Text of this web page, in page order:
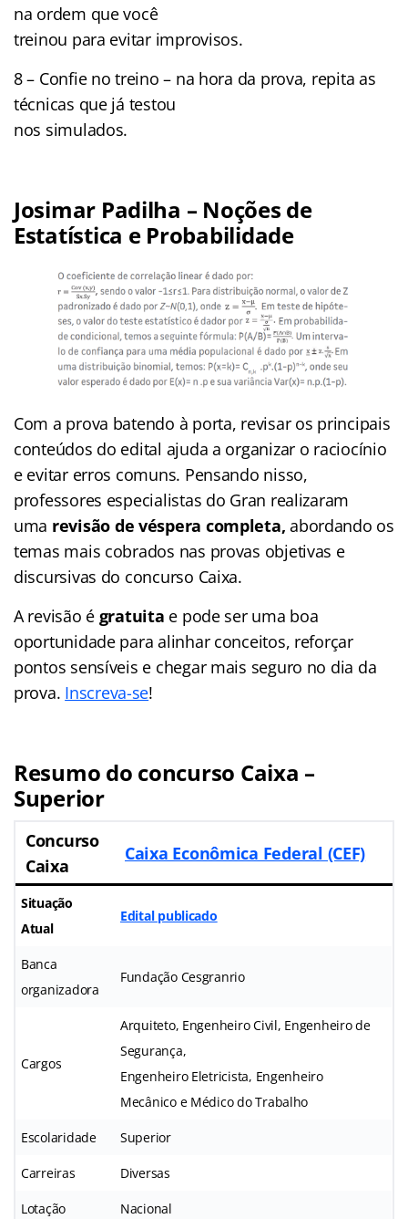
na ordem que você
treinou para evitar improvisos.
8 – Confie no treino – na hora da prova, repita as
técnicas que já testou
nos simulados.
Josimar Padilha – Noções de
Estatística e Probabilidade
Com a prova batendo à porta, revisar os principais
conteúdos do edital ajuda a organizar o raciocínio
e evitar erros comuns. Pensando nisso,
professores especialistas do Gran realizaram
uma revisão de véspera completa, abordando os
temas mais cobrados nas provas objetivas e
discursivas do concurso Caixa.
A revisão é gratuita e pode ser uma boa
oportunidade para alinhar conceitos, reforçar
pontos sensíveis e chegar mais seguro no dia da
prova. Inscreva-se!
Resumo do concurso Caixa –
Superior
Concurso
Caixa
Caixa Econômica Federal (CEF)
Situação
Atual
Edital publicado
Banca
organizadora
Fundação Cesgranrio
Cargos
Arquiteto, Engenheiro Civil, Engenheiro de
Segurança,
Engenheiro Eletricista, Engenheiro
Mecânico e Médico do Trabalho
Escolaridade Superior
Carreiras Diversas
Lotação Nacional